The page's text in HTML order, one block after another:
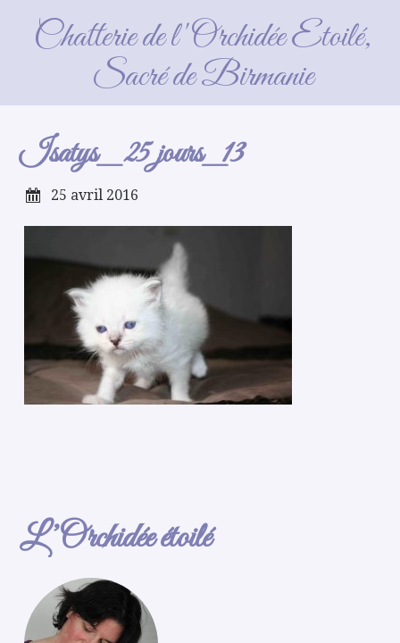
Chatterie de l'Orchidée Etoilé,
Sacré de Birmanie
Isatys_ 25 jours_13
Isatys_ 25 jours_13
25 avril 2016
L’Orchidée étoilé